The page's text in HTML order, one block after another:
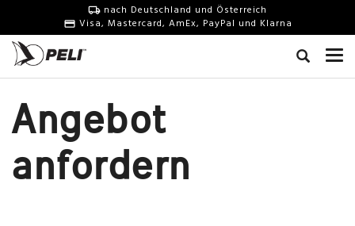
nach Deutschland und Österreich
Visa, Mastercard, AmEx, PayPal und Klarna
Angebot
anfordern